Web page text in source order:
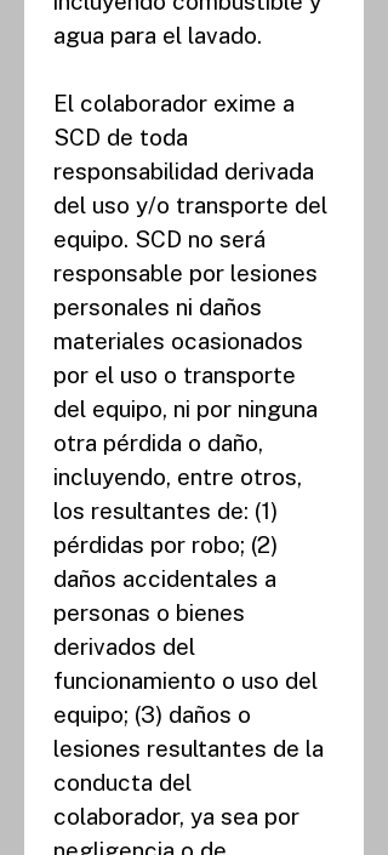
agua para el lavado.
El colaborador exime a
SCD de toda
responsabilidad derivada
del uso y/o transporte del
equipo. SCD no será
responsable por lesiones
personales ni daños
materiales ocasionados
por el uso o transporte
del equipo, ni por ninguna
otra pérdida o daño,
incluyendo, entre otros,
los resultantes de: (1)
pérdidas por robo; (2)
daños accidentales a
personas o bienes
derivados del
funcionamiento o uso del
equipo; (3) daños o
lesiones resultantes de la
conducta del
colaborador, ya sea por